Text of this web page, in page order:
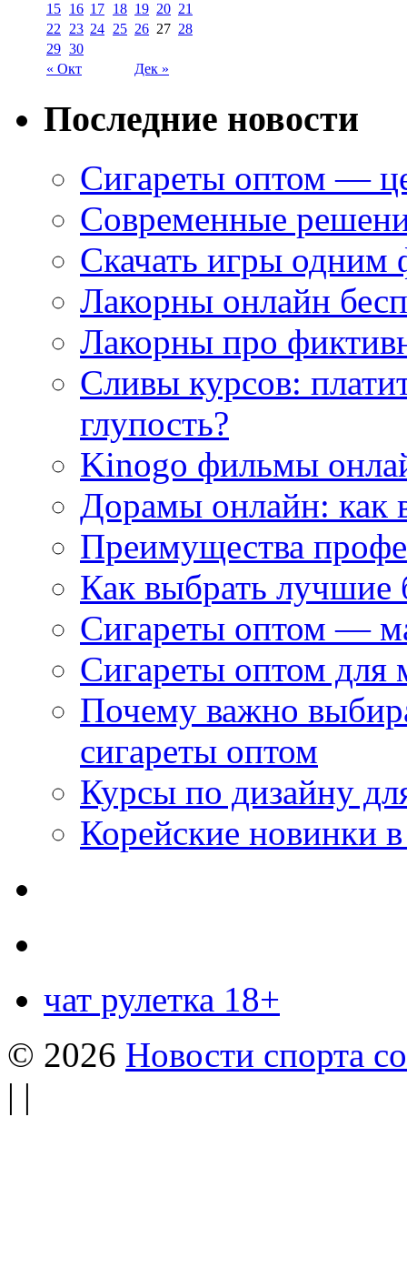
« Окт Дек »
15 16 17 18 19 20 21
22
23 24 25 26 27 28
29 30
Последние новости
Сигареты оптом —
Современные
Скачать игры одним
Лакорны онлайн
Лакорны про
Сливы курсов:
глупость?
Kinogo фильмы
Дорамы онлайн: как
Преимущества
Как выбрать
Сигареты оптом —
Сигареты оптом для
Почему важно
сигареты оптом
Курсы по дизайну
Корейские новинки
чат рулетка 18+
© 2026 Новости спорта
| |